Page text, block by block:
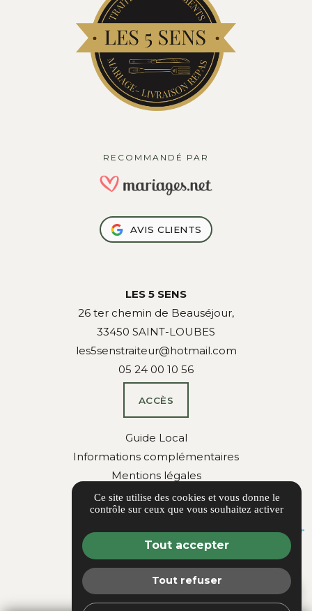
RECOMMANDÉ PAR
AVIS CLIENTS
LES 5 SENS
26 ter chemin de Beauséjour,
33450 SAINT-LOUBES
les5senstraiteur@hotmail.com
05 24 00 10 56
ACCÈS
Guide Local
Informations complémentaires
Mentions légales
Politique de confidentialité
Gestion des cookies
Ce site utilise des cookies et vous donne le
contrôle sur ceux que vous souhaitez activer
Tout accepter
Tout refuser